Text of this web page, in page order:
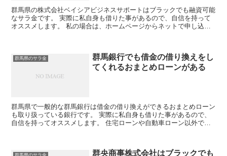
群馬県の株式会社ベイシアビジネスサポートはブラックでも融資可能
なサラ金です。 実際に私自身も借りた事があるので、自信を持って
オススメします。 私の場合は、ホームページからネットで申し込み
群馬県のサラ金
群馬銀行でも借金の借り換えをし
てくれるおまとめローンがある
群馬県で一般的な群馬銀行は借金の借り換えができるおまとめローン
も取り扱っている銀行です。 実際に私自身も借りた事があるので、
自信を持ってオススメします。 住宅ローンや自動車ローン以外でも
群馬県のサラ金
群央商事株式会社はブラックでも